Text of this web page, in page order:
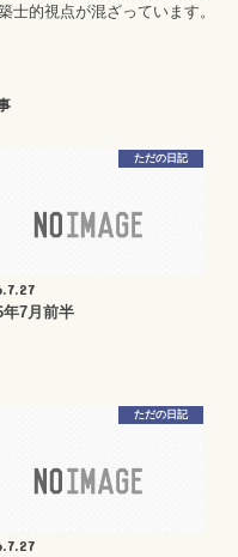
士的視点が混ざっています。
ただの日記
年7月前半
ただの日記